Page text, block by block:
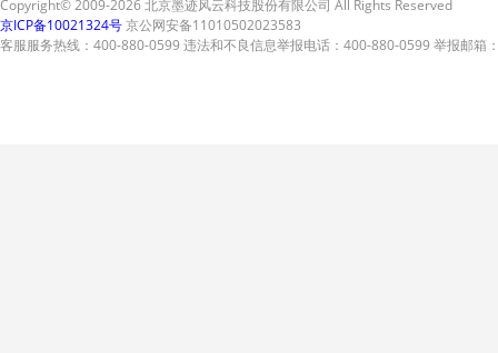
Copyright© 2009-2026 北京墨迹风云科技股份有限公司 All Rights Reserved
京ICP备10021324号京公网安备11010502023583
客服服务热线：400-880-0599 违法和不良信息举报电话：400-880-0599 举报邮箱